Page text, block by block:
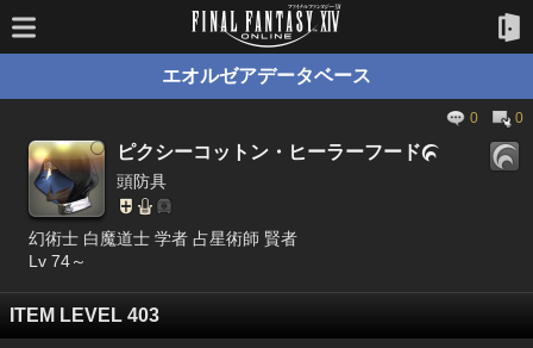
エオルゼアデータベース
0 0
ピクシーコットン・ヒーラーフード
頭防具
幻術士 白魔道士 学者 占星術師 賢者
Lv 74～
ITEM LEVEL 403